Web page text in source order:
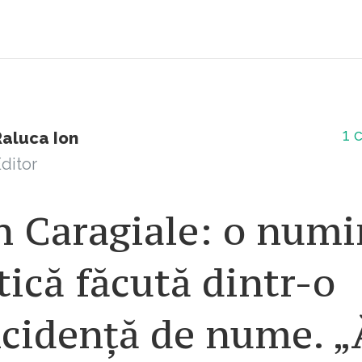
Ion
1
Caragiale: o
făcută dintr-o
de nume.